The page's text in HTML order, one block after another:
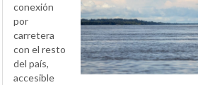
conexión
por
carretera
con el resto
del país,
accesible